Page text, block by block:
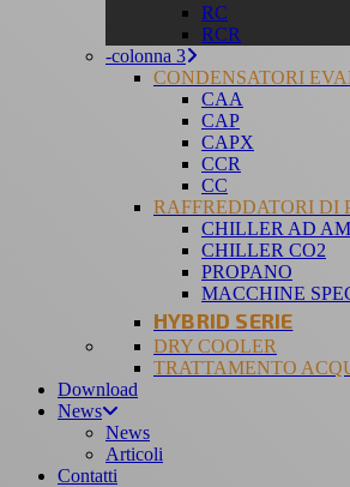
RC
RCR
-colonna 3
CONDENSATORI
CAA
CAP
CAPX
CCR
CC
RAFFREDDATORI DI
CHILLER AD
CHILLER CO2
PROPANO
MACCHINE
HYBRID SERIE
DRY COOLER
TRATTAMENTO
Download
News
News
Articoli
Contatti